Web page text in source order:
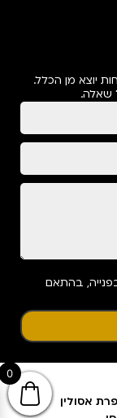
יוצא מן הכלל.
שאלה.
בהתאם
אסולין
0